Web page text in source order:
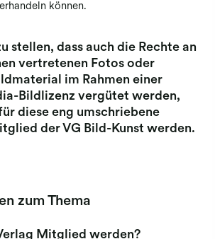
Kunst
Kunst
& Fotografie
können.
stellen, dass auch die Rechte an
vertretenen Fotos oder
im Rahmen einer
Bildlizenz vergütet werden,
diese eng umschriebene
der VG Bild-Kunst werden.
zum Thema
Mitglied werden?